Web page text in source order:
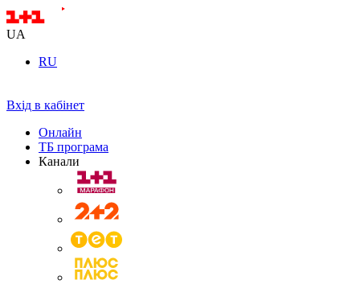
UA
RU
Вхід в кабінет
Онлайн
ТБ програма
Канали